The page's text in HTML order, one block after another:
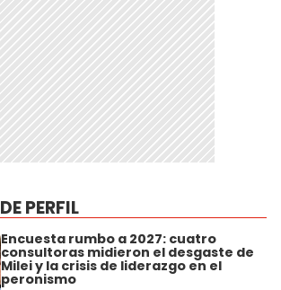
PERFIL
Encuesta rumbo a 2027: cuatro
consultoras midieron el desgaste de
Milei y la crisis de liderazgo en el
peronismo